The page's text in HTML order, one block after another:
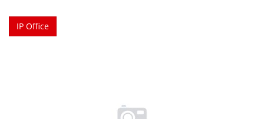
IP Office